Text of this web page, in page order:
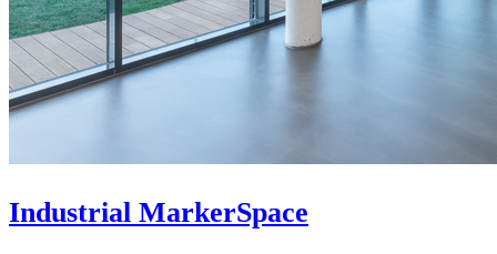
Industrial MarkerSpace